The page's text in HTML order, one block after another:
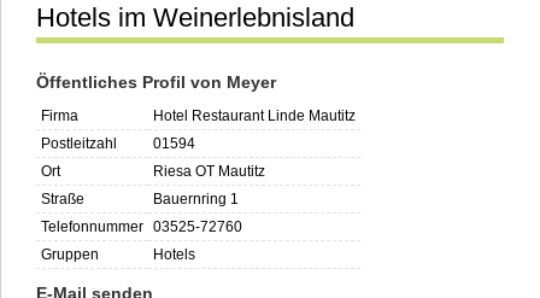
Kontakt
Hotels im Weinerlebnisland
Öffentliches Profil von Meyer
Firma
Hotel Restaurant Linde Mautitz
Postleitzahl
01594
Ort
Riesa OT Mautitz
Straße
Bauernring 1
Telefonnummer 03525-72760
Gruppen
Hotels
E-Mail senden